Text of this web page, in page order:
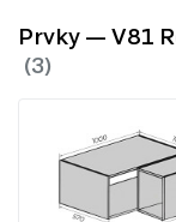
Prvky — V81